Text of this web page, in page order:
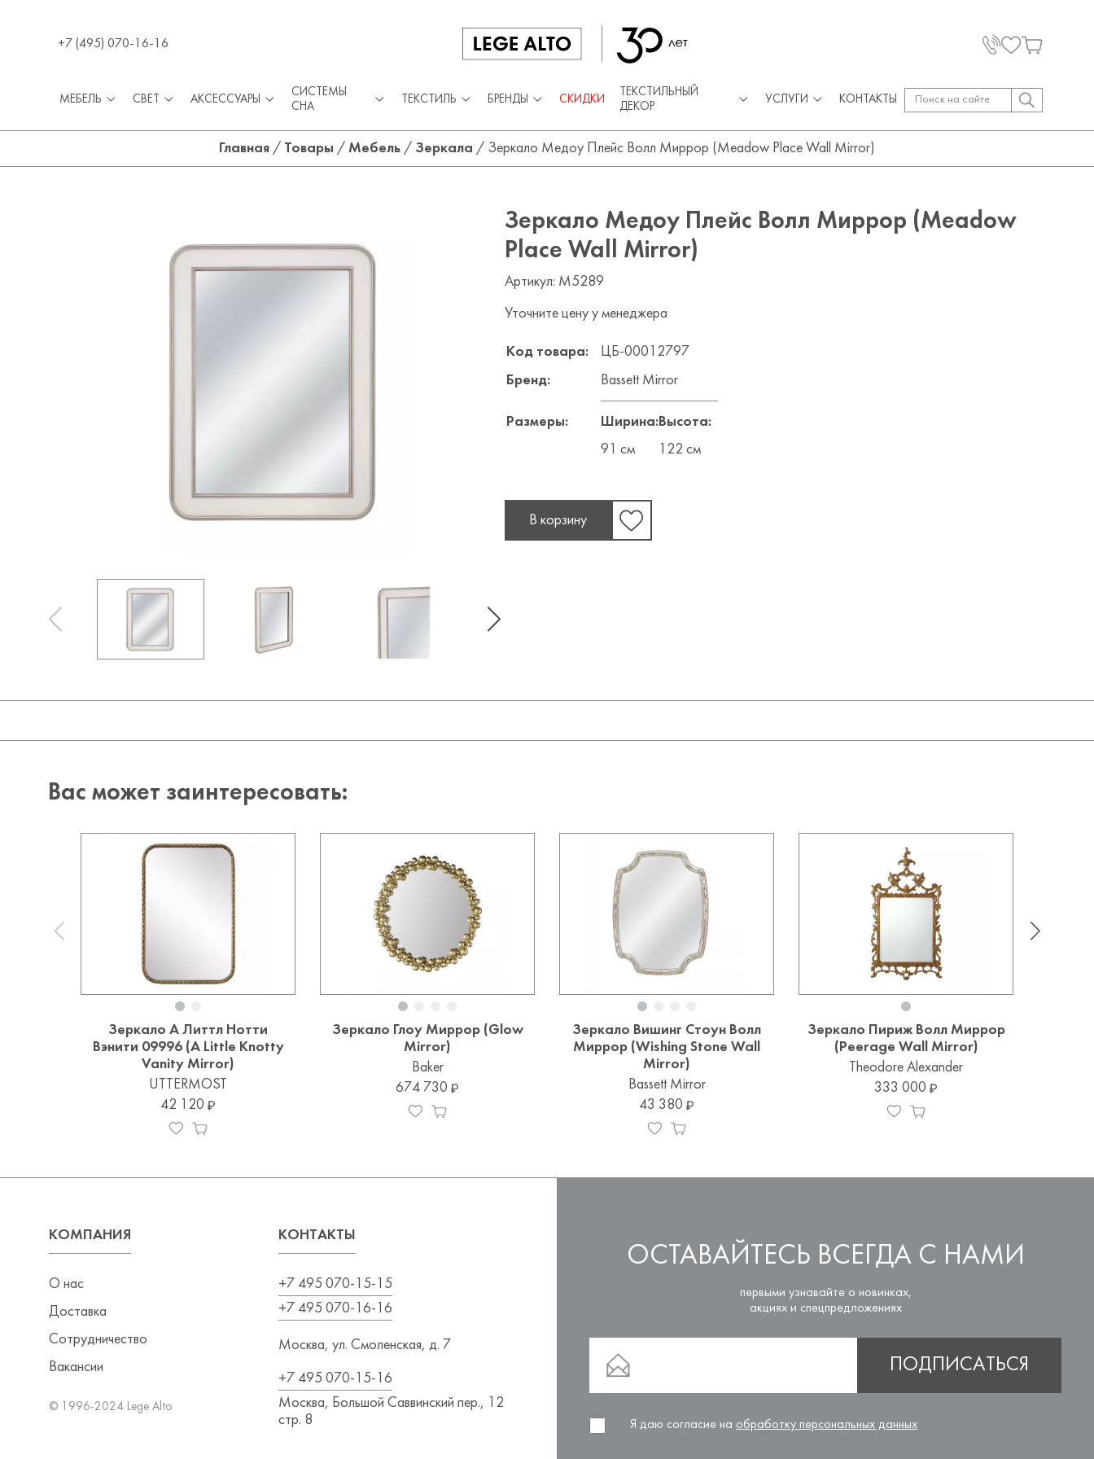
+7 (495) 070-16-16
МЕБЕЛЬ СВЕТ АКСЕССУАРЫ
СИСТЕМЫ
СНА
ТЕКСТИЛЬ БРЕНДЫ СКИДКИ
ТЕКСТИЛЬНЫЙ
ДЕКОР
УСЛУГИ КОНТАКТЫ
Главная / Товары / Мебель / Зеркала / Зеркало Медоу Плейс Волл Миррор (Meadow Place Wall Mirror)
Зеркало Медоу Плейс Волл Миррор (Meadow
Place Wall Mirror)
Артикул: M5289
Уточните цену у менеджера
Код товара: ЦБ-00012797
Бренд: Bassett Mirror
Размеры:
Ширина:
91 см
Высота:
122 см
В корзину
Вас может заинтересовать:
Зеркало А Литтл Нотти
Вэнити 09996 (A Little Knotty
Vanity Mirror)
UTTERMOST
42 120
Зеркало Глоу Миррор (Glow
Mirror)
Baker
674 730
Зеркало Вишинг Стоун Волл
Миррор (Wishing Stone Wall
Mirror)
Bassett Mirror
43 380
Зеркало Пириж Волл Миррор
(Peerage Wall Mirror)
Theodore Alexander
333 000
КОМПАНИЯ
О нас
Доставка
Сотрудничество
Вакансии
© 1996-2024 Lege Alto
КОНТАКТЫ
+7 495 070-15-15
+7 495 070-16-16
Москва, ул. Смоленская, д. 7
+7 495 070-15-16
Москва, Большой Саввинский пер., 12
стр. 8
ОСТАВАЙТЕСЬ ВСЕГДА С НАМИ
первыми узнавайте о новинках,
акциях и спецпредложениях
ПОДПИСАТЬСЯ
Я даю согласие на обработку персональных данных